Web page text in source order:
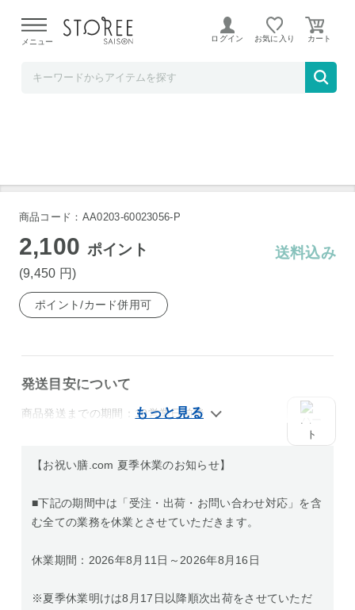
よる配送遅延が発生しております。
メニュー ログイン お気に入り
メッシュ トローリー４段ＳＶ
商品コード：AA0203-60023056-P
2,100 ポイント
(9,450 円)
送料込み
ポイント/カード併用可
発送目安について
商品発送までの期間：10営業日前後
【お祝い膳.com 夏季休業のお知らせ】
■下記の期間中は「受注・出荷・お問い合わせ対応」を含
む全ての業務を休業とさせていただきます。
休業期間：2026年8月11日～2026年8月16日
※夏季休業明けは8月17日以降順次出荷をさせていただ